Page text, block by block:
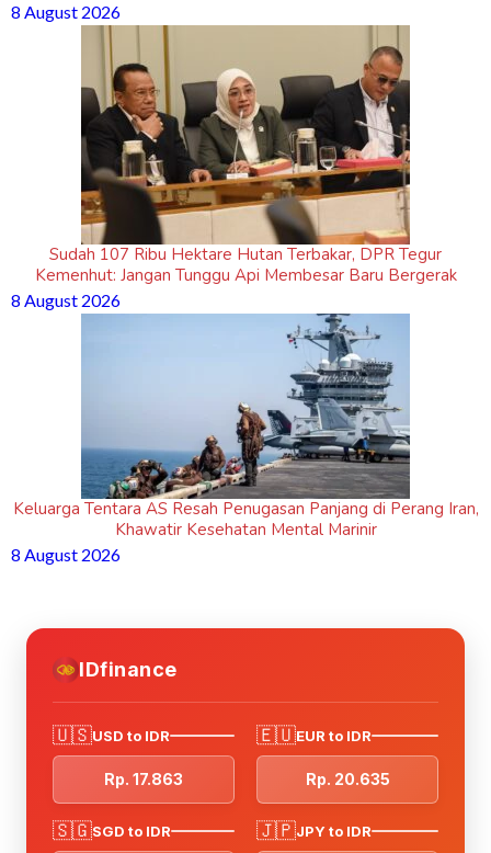
8 August 2026
Sudah 107 Ribu Hektare Hutan Terbakar, DPR Tegur
Kemenhut: Jangan Tunggu Api Membesar Baru Bergerak
8 August 2026
Keluarga Tentara AS Resah Penugasan Panjang di Perang Iran,
Khawatir Kesehatan Mental Marinir
8 August 2026
IDfinance
🇺🇸USD to IDR
Rp. 17.863
🇪🇺EUR to IDR
Rp. 20.635
🇸🇬SGD to IDR 🇯🇵JPY to IDR